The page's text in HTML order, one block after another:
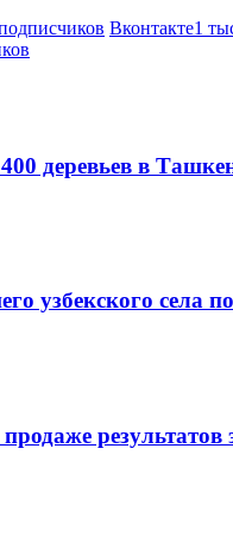
Вконтакте1
деревьев в
узбекского села